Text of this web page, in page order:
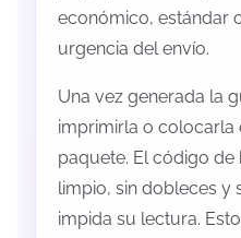
económico, estándar
urgencia del envío.
Una vez generada la
imprimirla o colocarla
paquete. El código
limpio, sin dobleces y
impida su lectura.